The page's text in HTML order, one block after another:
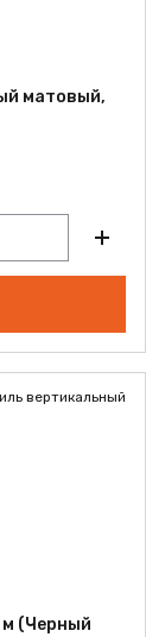
матовый,
вертикальный
м (Черный